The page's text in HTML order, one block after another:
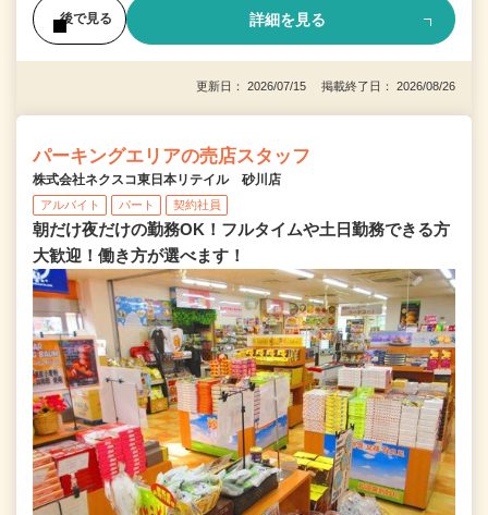
後で見る 詳細を見る
更新日： 2026/07/15 掲載終了日： 2026/08/26
パーキングエリアの売店スタッフ
株式会社ネクスコ東日本リテイル 砂川店
アルバイト パート 契約社員
朝だけ夜だけの勤務OK！フルタイムや土日勤務できる方
大歓迎！働き方が選べます！